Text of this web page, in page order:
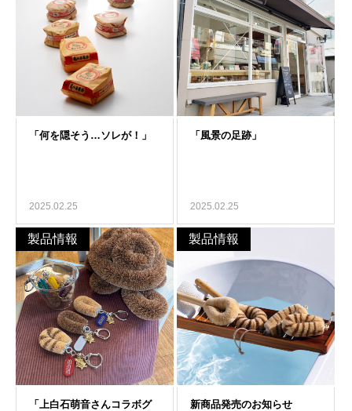
2025.02.25 2025.02.25
製品情報 製品情報